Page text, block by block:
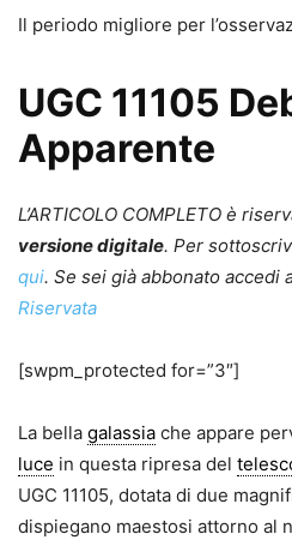
Il periodo migliore per
UGC 11105
Apparente
L’ARTICOLO COMPLETO è
versione digitale. Per
qui. Se sei già abbonato accedi
Riservata
[swpm_protected for=”3″]
La bella galassia che appare
luce in questa ripresa del
UGC 11105, dotata di due
dispiegano maestosi attorno al